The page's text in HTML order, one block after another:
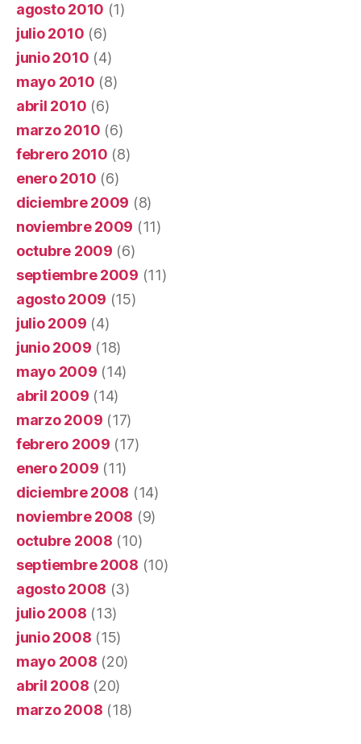
agosto 2010 (1)
julio 2010 (6)
junio 2010 (4)
mayo 2010 (8)
abril 2010 (6)
marzo 2010 (6)
febrero 2010 (8)
enero 2010 (6)
diciembre 2009 (8)
noviembre 2009 (11)
octubre 2009 (6)
septiembre 2009 (11)
agosto 2009 (15)
julio 2009 (4)
junio 2009 (18)
mayo 2009 (14)
abril 2009 (14)
marzo 2009 (17)
febrero 2009 (17)
enero 2009 (11)
diciembre 2008 (14)
noviembre 2008 (9)
octubre 2008 (10)
septiembre 2008 (10)
agosto 2008 (3)
julio 2008 (13)
junio 2008 (15)
mayo 2008 (20)
abril 2008 (20)
marzo 2008 (18)